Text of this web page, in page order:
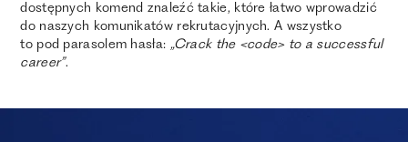
dostępnych komend znaleźć takie, które łatwo wprowadzić
do naszych komunikatów rekrutacyjnych. A wszystko
to pod parasolem hasła: „Crack the <code> to a successful
career”.